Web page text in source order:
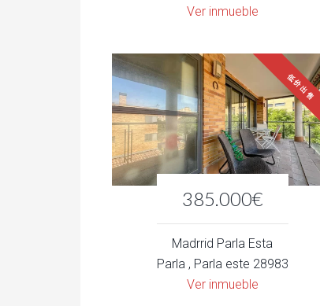
Ver inmueble
385.000€
低价出售
Madrrid Parla Esta
Parla , Parla este 28983
Ver inmueble